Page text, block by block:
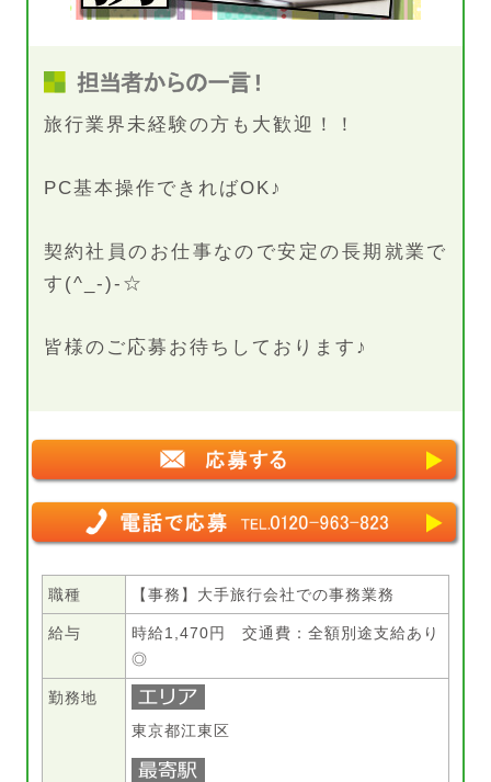
旅行業界未経験の方も大歓迎！！
PC基本操作できればOK♪
契約社員のお仕事なので安定の長期就業で
す(^_-)-☆
皆様のご応募お待ちしております♪
職種 【事務】大手旅行会社での事務業務
給与
時給1,470円 交通費：全額別途支給あり
◎
勤務地
東京都江東区